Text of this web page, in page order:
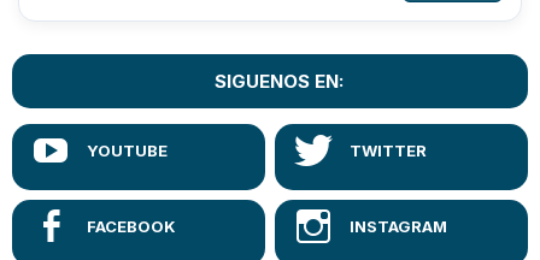
SIGUENOS EN: